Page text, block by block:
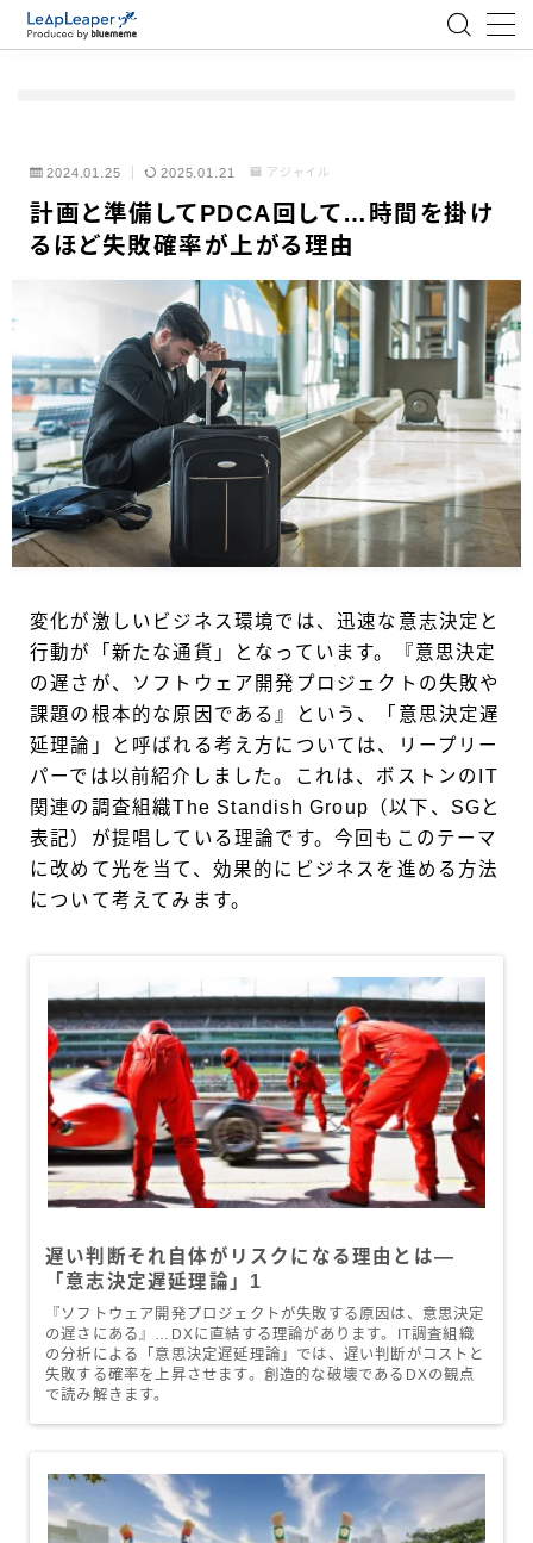
エンジニア
アジャイル
テクノロジー
BlueMeme
2024.01.25 2025.01.21 アジャイル
計画と準備してPDCA回して…時間を掛け
るほど失敗確率が上がる理由
変化が激しいビジネス環境では、迅速な意志決定と
行動が「新たな通貨」となっています。『意思決定
の遅さが、ソフトウェア開発プロジェクトの失敗や
課題の根本的な原因である』という、「意思決定遅
延理論」と呼ばれる考え方については、リープリー
パーでは以前紹介しました。これは、ボストンのIT
関連の調査組織The Standish Group（以下、SGと
表記）が提唱している理論です。今回もこのテーマ
に改めて光を当て、効果的にビジネスを進める方法
について考えてみます。
遅い判断それ自体がリスクになる理由とは—
「意志決定遅延理論」1
『ソフトウェア開発プロジェクトが失敗する原因は、意思決定
の遅さにある』…DXに直結する理論があります。IT調査組織
の分析による「意思決定遅延理論」では、遅い判断がコストと
失敗する確率を上昇させます。創造的な破壊であるDXの観点
で読み解きます。